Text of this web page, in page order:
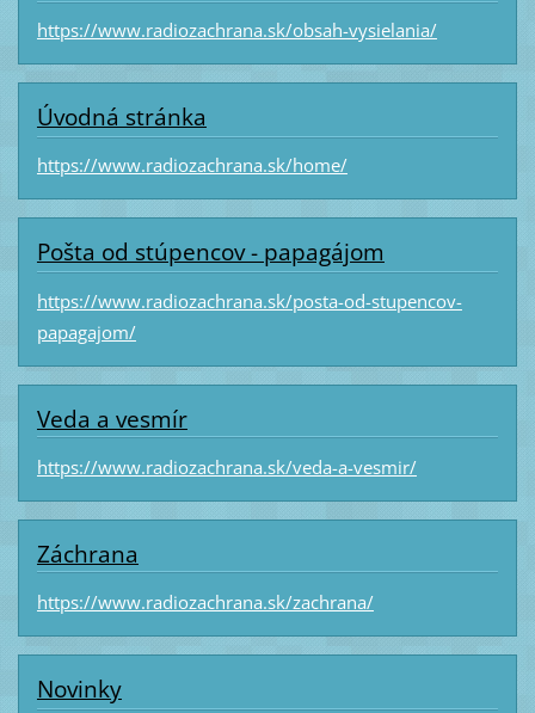
https://www.radiozachrana.sk/obsah-vysielania/
Úvodná stránka
https://www.radiozachrana.sk/home/
Pošta od stúpencov - papagájom
https://www.radiozachrana.sk/posta-od-stupencov-
papagajom/
Veda a vesmír
https://www.radiozachrana.sk/veda-a-vesmir/
Záchrana
https://www.radiozachrana.sk/zachrana/
Novinky